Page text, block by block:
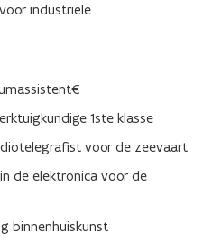
industriële
1ste klasse
voor de zeevaart
de elektronica voor de
binnenhuiskunst